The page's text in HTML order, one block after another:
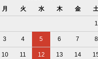
月 火 水 木 金
1
3 4 5 6 7 8
10 11 12 13 14